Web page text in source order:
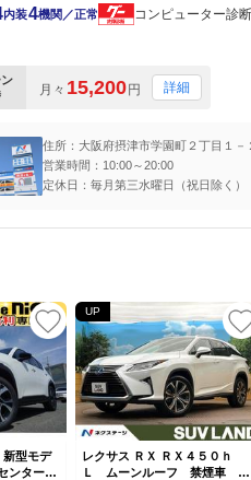
内装4機関／正常 コンピューター診
月々 15,200円 詳細
住所：大阪府摂津市学園町２丁目１－
営業時間：10:00～20:00
定休日：毎月第三水曜日（祝日除く）
型モデ
ンターデ
UP
レクサス ＲＸ ＲＸ４５０ｈ
Ｌ ムーンルーフ 禁煙車 １